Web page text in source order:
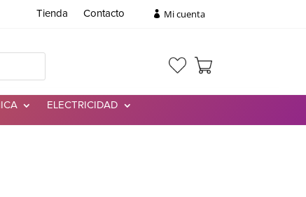
Tienda Contacto Mi cuenta
ELECTRICIDAD